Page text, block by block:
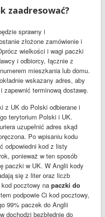
zaadresować?
sprawny i
złożone zamówienie i
wielkości i wagi paczki
i odbiorcy, łącznie z
mieszkania lub domu.
wskazany adres, aby
zapewnić terminową dostawę.
z UK do Polski odbierane i
terytorium Polski i UK.
uzupełnić adres skąd
Po wpisaniu kodu
odpowiedni kod z listy
ponieważ w ten sposób
paczki w UK. W Anglii kody
się z liter oraz liczb
pocztowy na paczki do
podpowie Ci kod pocztowy,
99% paczek do Anglii
dochodzi bezbłędnie do